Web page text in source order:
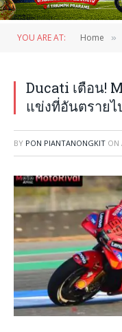
YOU ARE AT: Home »
Ducati เตือน!
แข่งที่อันตรายไ
BY PON PIANTANONGKIT ON